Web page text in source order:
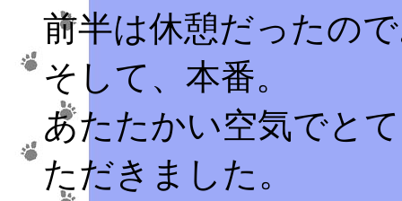
前半は休憩だったの
そして、本番。
あたたかい空気でと
ただきました。